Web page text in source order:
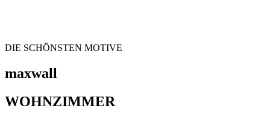
DIE SCHÖNSTEN MOTIVE
maxwall
WOHNZIMMER